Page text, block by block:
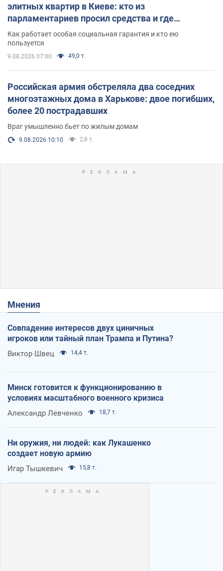
элитных квартир в Киеве: кто из
парламентариев просил средства и где
поселился
Как работает особая социальная гарантия и кто ею
пользуется
9.08.2026 07:00 49,0 т.
Российская армия обстреляла два соседних
многоэтажных дома в Харькове: двое погибших,
более 20 пострадавших
Враг умышленно бьет по жилым домам
9.08.2026 10:10 2,8 т.
Мнения
Совпадение интересов двух циничных
игроков или тайный план Трампа и Путина?
Виктор Швец 14,4 т.
Минск готовится к функционированию в
условиях масштабного военного кризиса
Александр Левченко 18,7 т.
Ни оружия, ни людей: как Лукашенко
создает новую армию
Игар Тышкевич 15,8 т.